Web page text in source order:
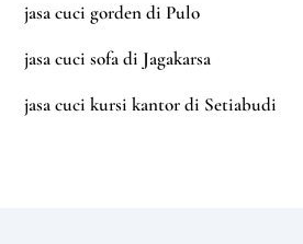
jasa cuci gorden di Pulo
jasa cuci sofa di Jagakarsa
jasa cuci kursi kantor di Setiabudi